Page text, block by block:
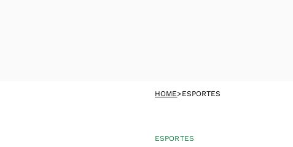
HOME>ESPORTES
ESPORTES